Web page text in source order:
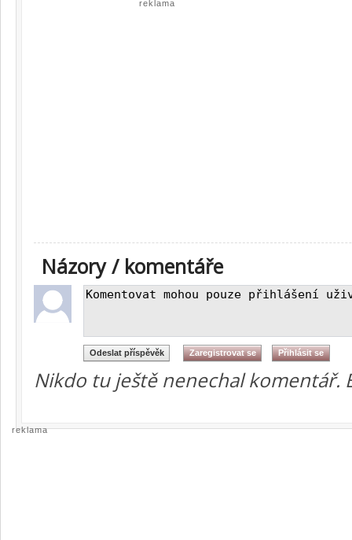
reklama
Názory / komentáře
Nikdo tu ještě nenechal komentář.
reklama